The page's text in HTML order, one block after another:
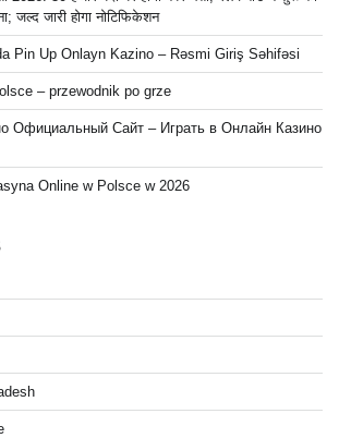
जल्द जारी होगा नोटिफिकेशन
Pin Up Onlayn Kazino – Rəsmi Giriş Səhifəsi
– przewodnik po grze
Официальный Сайт – Играть в Онлайн Казино
Online w Polsce w 2026